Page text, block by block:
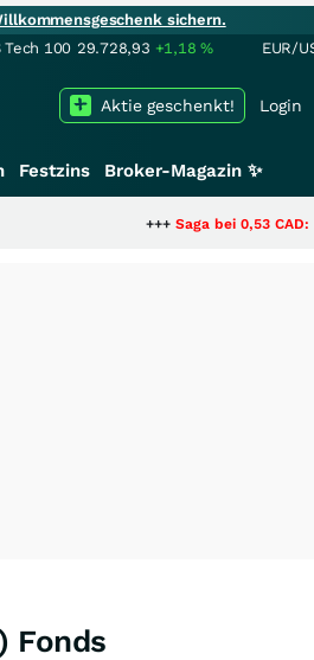
sichern.
Tech 100 29.728,93 +1,18% EUR/
Login
Aktie geschenkt!
Festzins Broker-Magazin ✨
Saga bei 0,53 CAD: Bewertet
Fonds